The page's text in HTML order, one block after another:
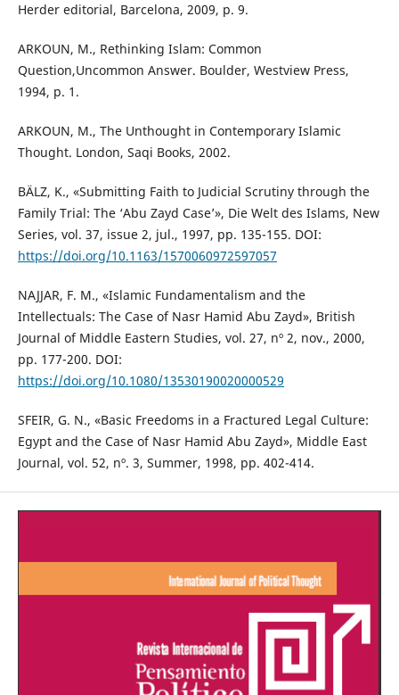
Herder editorial, Barcelona, 2009, p. 9.
ARKOUN, M., Rethinking Islam: Common
Question,Uncommon Answer. Boulder, Westview Press,
1994, p. 1.
ARKOUN, M., The Unthought in Contemporary Islamic
Thought. London, Saqi Books, 2002.
BÄLZ, K., «Submitting Faith to Judicial Scrutiny through the
Family Trial: The ‘Abu Zayd Case’», Die Welt des Islams, New
Series, vol. 37, issue 2, jul., 1997, pp. 135-155. DOI:
https://doi.org/10.1163/1570060972597057
NAJJAR, F. M., «Islamic Fundamentalism and the
Intellectuals: The Case of Nasr Hamid Abu Zayd», British
Journal of Middle Eastern Studies, vol. 27, nº 2, nov., 2000,
pp. 177-200. DOI:
https://doi.org/10.1080/13530190020000529
SFEIR, G. N., «Basic Freedoms in a Fractured Legal Culture:
Egypt and the Case of Nasr Hamid Abu Zayd», Middle East
Journal, vol. 52, nº. 3, Summer, 1998, pp. 402-414.